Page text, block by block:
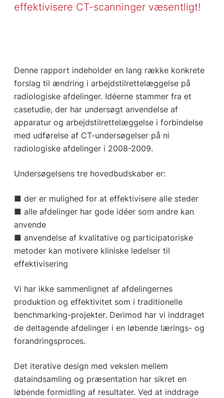
effektivisere CT-scanninger væsentligt!
Denne rapport indeholder en lang række konkrete
forslag til ændring i arbejdstilrettelæggelse på
radiologiske afdelinger. Idéerne stammer fra et
casetudie, der har undersøgt anvendelse af
apparatur og arbejdstilrettelæggelse i forbindelse
med udførelse af CT-undersøgelser på ni
radiologiske afdelinger i 2008-2009.
Undersøgelsens tre hovedbudskaber er:
■ der er mulighed for at effektivisere alle steder
■ alle afdelinger har gode idéer som andre kan
anvende
■ anvendelse af kvalitative og participatoriske
metoder kan motivere kliniske ledelser til
effektivisering
Vi har ikke sammenlignet af afdelingernes
produktion og effektivitet som i traditionelle
benchmarking-projekter. Derimod har vi inddraget
de deltagende afdelinger i en løbende lærings- og
forandringsproces.
Det iterative design med vekslen mellem
dataindsamling og præsentation har sikret en
løbende formidling af resultater. Ved at inddrage